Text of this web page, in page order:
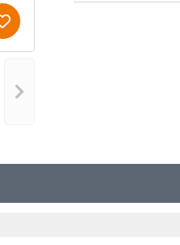
Nächstes Bild anzeigen
Produkt zur Wunschliste